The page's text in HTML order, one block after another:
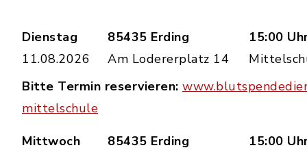
Dienstag
11.08.2026
85435 Erding
Am Lodererplatz 14
15:00
Bitte Termin reservieren:
mittelschule
Mittwoch
85435 Erding
15:00